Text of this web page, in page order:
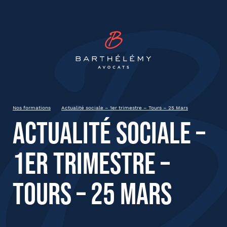
Nos formations Actualité sociale – 1er trimestre – Tours – 25 Mars
Actualité sociale –
1er trimestre –
Tours – 25 Mars
Actualité sociale – 1er trimestre
– Tours – 25 Mars
État civil
Prénom